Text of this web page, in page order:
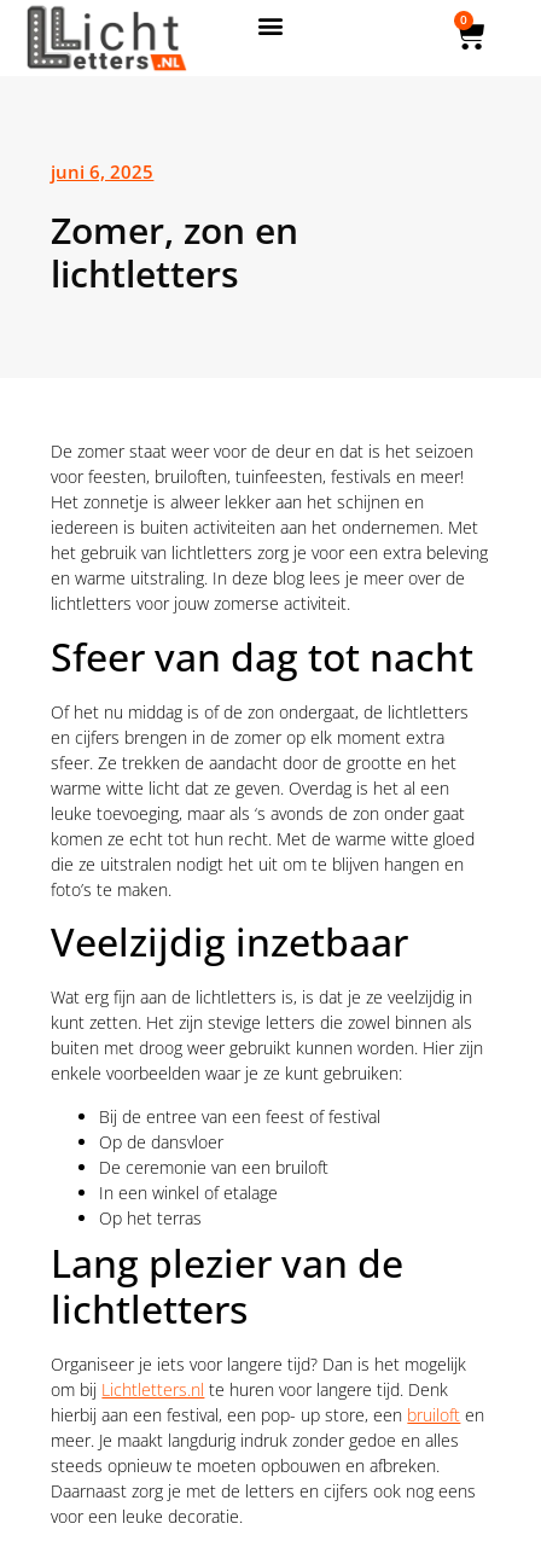
0
juni 6, 2025
Zomer, zon en
lichtletters
De zomer staat weer voor de deur en dat is het seizoen
voor feesten, bruiloften, tuinfeesten, festivals en meer!
Het zonnetje is alweer lekker aan het schijnen en
iedereen is buiten activiteiten aan het ondernemen. Met
het gebruik van lichtletters zorg je voor een extra beleving
en warme uitstraling. In deze blog lees je meer over de
lichtletters voor jouw zomerse activiteit.
Sfeer van dag tot nacht
Of het nu middag is of de zon ondergaat, de lichtletters
en cijfers brengen in de zomer op elk moment extra
sfeer. Ze trekken de aandacht door de grootte en het
warme witte licht dat ze geven. Overdag is het al een
leuke toevoeging, maar als ‘s avonds de zon onder gaat
komen ze echt tot hun recht. Met de warme witte gloed
die ze uitstralen nodigt het uit om te blijven hangen en
foto’s te maken.
Veelzijdig inzetbaar
Wat erg fijn aan de lichtletters is, is dat je ze veelzijdig in
kunt zetten. Het zijn stevige letters die zowel binnen als
buiten met droog weer gebruikt kunnen worden. Hier zijn
enkele voorbeelden waar je ze kunt gebruiken:
Bij de entree van een feest of festival
Op de dansvloer
De ceremonie van een bruiloft
In een winkel of etalage
Op het terras
Lang plezier van de
lichtletters
Organiseer je iets voor langere tijd? Dan is het mogelijk
om bij Lichtletters.nl te huren voor langere tijd. Denk
hierbij aan een festival, een pop- up store, een bruiloft en
meer. Je maakt langdurig indruk zonder gedoe en alles
steeds opnieuw te moeten opbouwen en afbreken.
Daarnaast zorg je met de letters en cijfers ook nog eens
voor een leuke decoratie.